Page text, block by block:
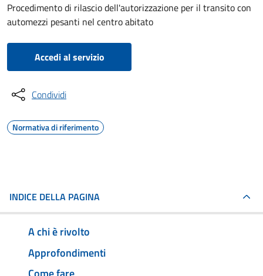
Procedimento di rilascio dell'autorizzazione per il transito con
automezzi pesanti nel centro abitato
Accedi al servizio
Condividi
Normativa di riferimento
INDICE DELLA PAGINA
A chi è rivolto
Approfondimenti